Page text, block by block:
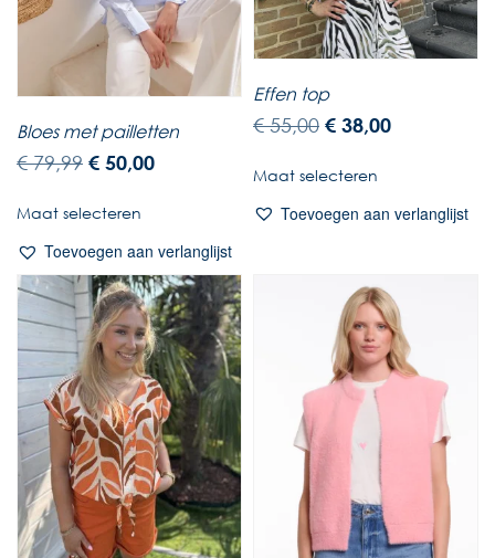
Bloes met pailletten
€79,99 € 50,00
Maat selecteren
Toevoegen aan verlanglijst
Effen top
€55,00 € 38,00
Maat selecteren
Toevoegen aan verlanglijst